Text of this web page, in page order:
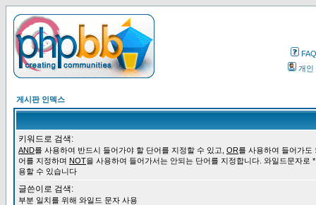
FAQ
개인
게시판 인덱스
키워드로 검색:
AND를 사용하여 반드시 들어가야 할 단어를 지정할 수 있고, OR를 사용하여 들어가도
어를 지정하며 NOT을 사용하여 들어가서는 안되는 단어를 지정합니다. 와일드문자로
용할 수 있습니다
글쓴이로 검색:
부분 일치를 위해 와일드 문자 사용